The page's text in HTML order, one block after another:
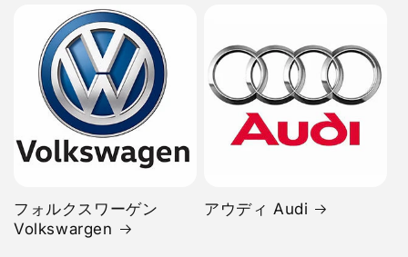
フォルクスワーゲン
Volkswargen
アウディ Audi